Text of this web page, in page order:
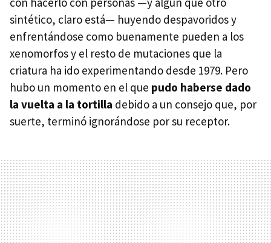
sintético, claro está— huyendo despavoridos y
enfrentándose como buenamente pueden a los
xenomorfos y el resto de mutaciones que la
criatura ha ido experimentando desde 1979. Pero
hubo un momento en el que pudo haberse dado
la vuelta a la tortilla debido a un consejo que, por
suerte, terminó ignorándose por su receptor.